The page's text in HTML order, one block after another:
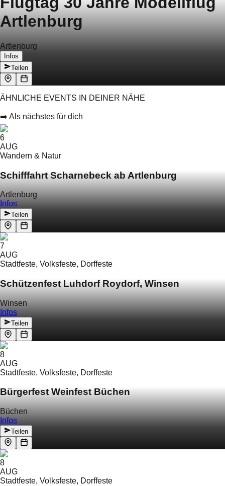
Artlenburg
Artlenburg
Infos
Teilen
ÄHNLICHE EVENTS IN DEINER NÄHE
➡️ Als nächstes für dich
6
AUG
Wandern & Natur
Schifffahrt Scharnebeck ab Artlenburg
Artlenburg
Infos
Teilen
7
AUG
Stadtfeste, Volksfeste, Dorffeste
Schützenfest Luhdorf Roydorf, Winsen
Winsen
Infos
Teilen
8
AUG
Stadtfeste, Volksfeste, Dorffeste
Bürgerfest Weinfest Büchen
Büchen
Infos
Teilen
8
AUG
Stadtfeste, Volksfeste, Dorffeste